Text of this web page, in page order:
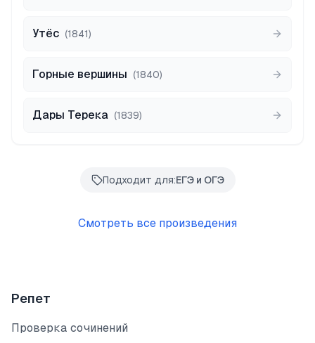
Утёс (1841)
Горные вершины (1840)
Дары Терека (1839)
Подходит для:ЕГЭ и ОГЭ
Смотреть все произведения
Репет
Проверка сочинений